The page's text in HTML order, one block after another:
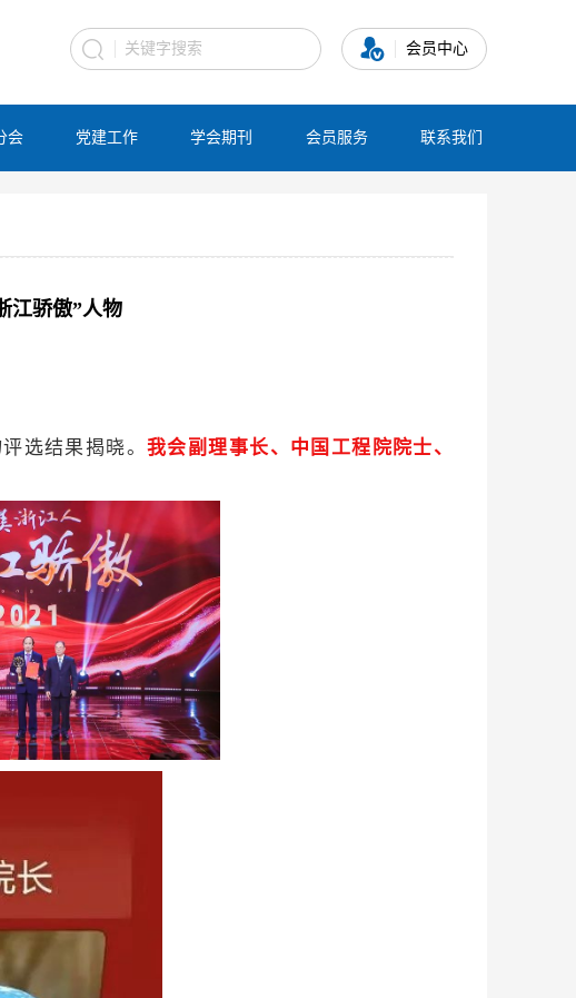
会员中心
会 党建工作 学会期刊 会员服务 联系我们
江骄傲”人物
选结果揭晓。我会副理事长、 中国工程院院士、